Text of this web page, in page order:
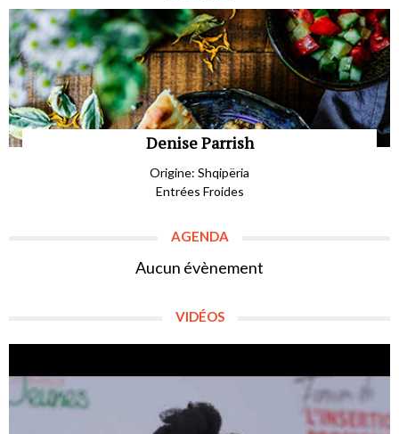
Denise Parrish
Origine: Shqipëria
Entrées Froides
AGENDA
Aucun évènement
VIDÉOS